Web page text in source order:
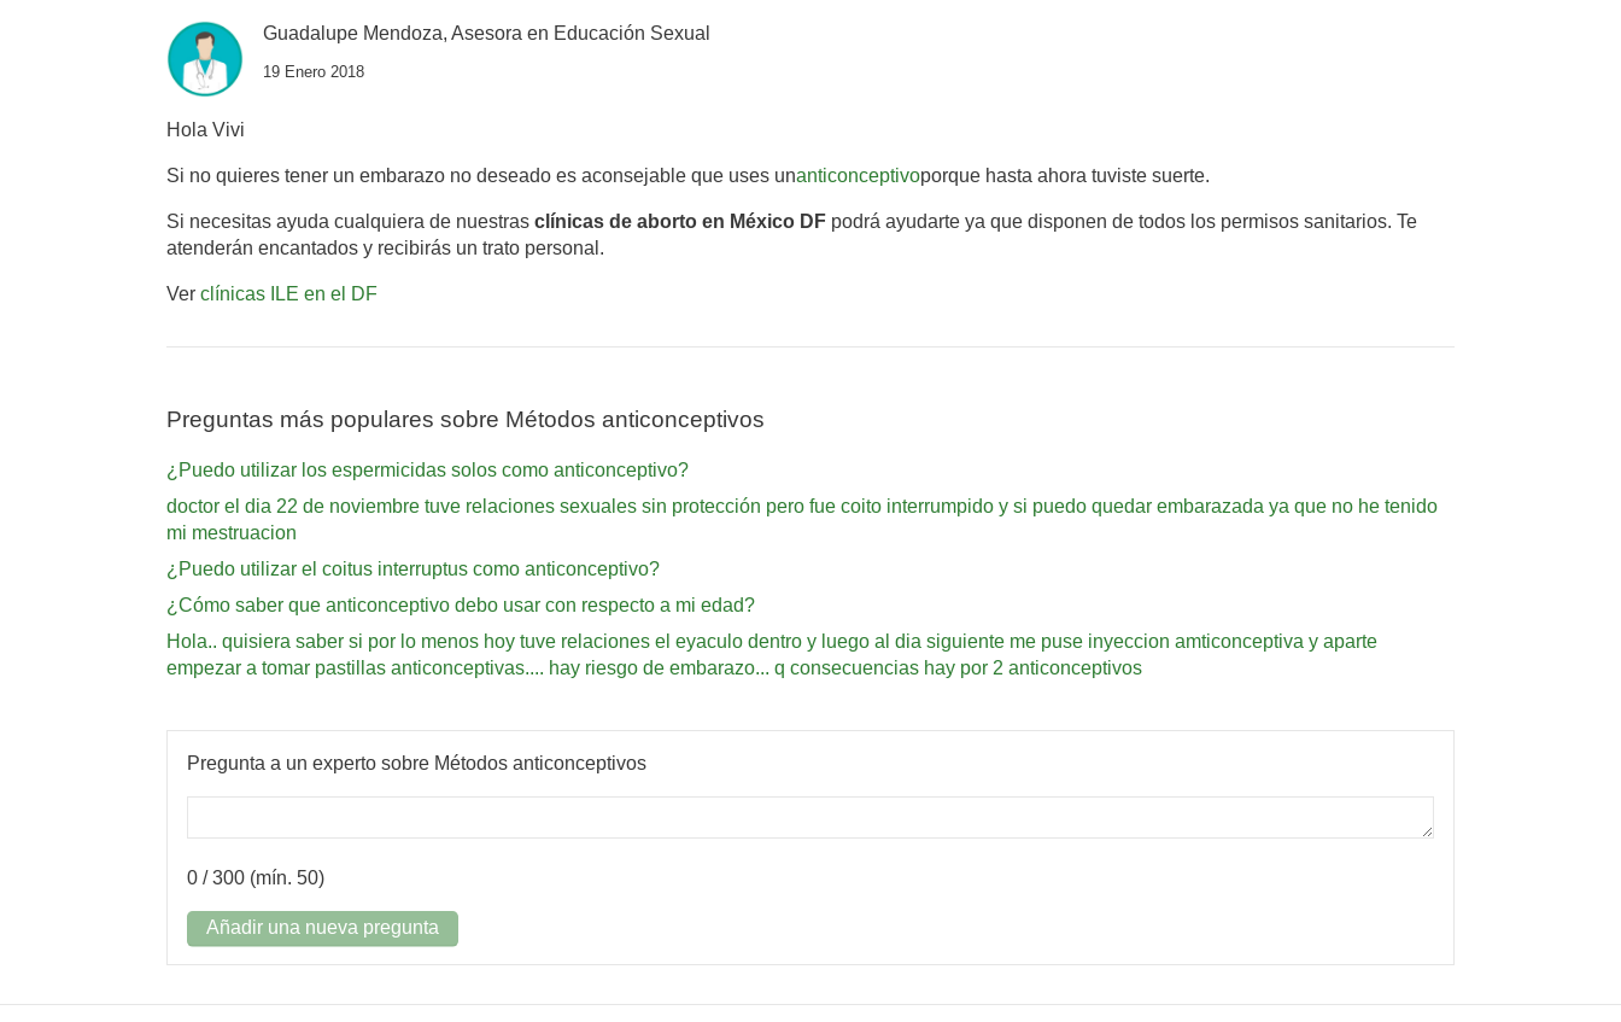
Guadalupe Mendoza, Asesora en Educación Sexual
19 Enero 2018
Hola Vivi
Si no quieres tener un embarazo no deseado es aconsejable que uses unanticonceptivoporque hasta ahora tuviste suerte.
Si necesitas ayuda cualquiera de nuestras clínicas de aborto en México DF podrá ayudarte ya que disponen de todos los permisos sanitarios. Te
atenderán encantados y recibirás un trato personal.
Ver clínicas ILE en el DF
Preguntas más populares sobre Métodos anticonceptivos
¿Puedo utilizar los espermicidas solos como anticonceptivo?
doctor el dia 22 de noviembre tuve relaciones sexuales sin protección pero fue coito interrumpido y si puedo quedar embarazada ya que no he tenido
mi mestruacion
¿Puedo utilizar el coitus interruptus como anticonceptivo?
¿Cómo saber que anticonceptivo debo usar con respecto a mi edad?
Hola.. quisiera saber si por lo menos hoy tuve relaciones el eyaculo dentro y luego al dia siguiente me puse inyeccion amticonceptiva y aparte
empezar a tomar pastillas anticonceptivas.... hay riesgo de embarazo... q consecuencias hay por 2 anticonceptivos
Pregunta a un experto sobre Métodos anticonceptivos
0 / 300 (mín. 50)
Añadir una nueva pregunta